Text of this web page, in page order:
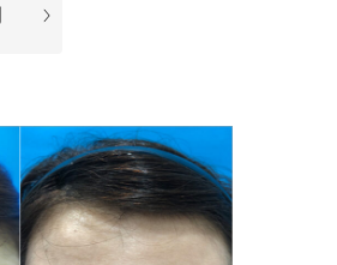
医師の
スケジュール
予約方法に